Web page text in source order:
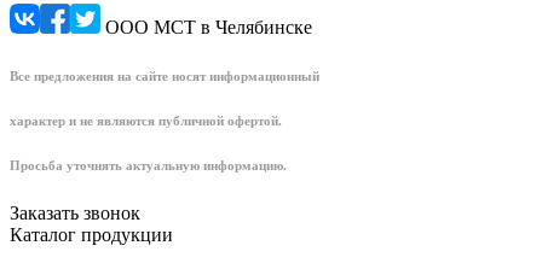
ООО МСТ в Челябинске
Все предложения на сайте носят информационный
характер и не являются публичной офертой.
Просьба уточнять актуальную информацию.
Заказать звонок
Каталог продукции